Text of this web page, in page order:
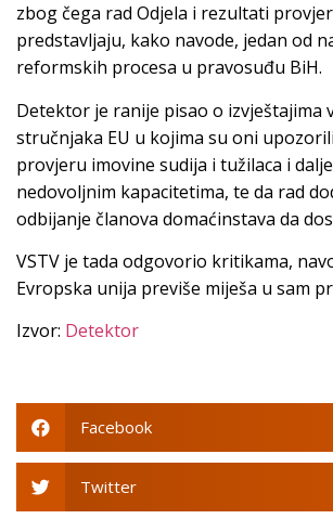
zbog čega rad Odjela i rezultati
predstavljaju, kako navode, jedan od
reformskih procesa u pravosuđu BiH.
Detektor je ranije pisao o izvještajima
stručnjaka EU u kojima su oni
provjeru imovine sudija i tužilaca i
nedovoljnim kapacitetima, te da rad
odbijanje članova domaćinstava da
VSTV je tada odgovorio kritikama,
Evropska unija previše miješa u sam
Izvor: Detektor
Facebook
Twitter